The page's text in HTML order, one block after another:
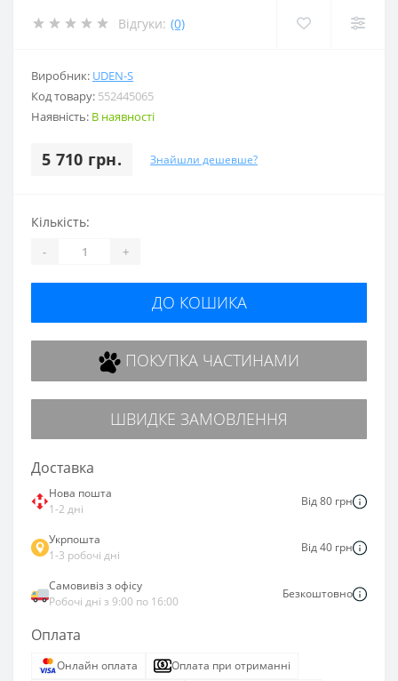
Відгуки: (0)
Виробник: UDEN-S
Код товару: 552445065
Наявність: В наявності
5 710 грн. Знайшли дешевше?
Кількість:
- +
ДО КОШИКА
ПОКУПКА ЧАСТИНАМИ
ШВИДКЕ ЗАМОВЛЕННЯ
Доставка
Нова пошта
1-2 дні
Від 80 грн
Укрпошта
1-3 робочі дні
Від 40 грн
Самовивіз з офісу
Робочі дні з 9:00 по 16:00
Безкоштовно
Оплата
Онлайн оплата
Оплата при отриманні